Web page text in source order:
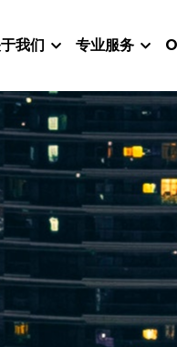
我们 专业服务